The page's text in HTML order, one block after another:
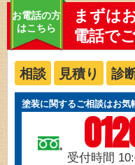
お電話の方
はこちら
まずは
電話で
相談 見積り 診
塗装に関するご相談はお気
受付時間